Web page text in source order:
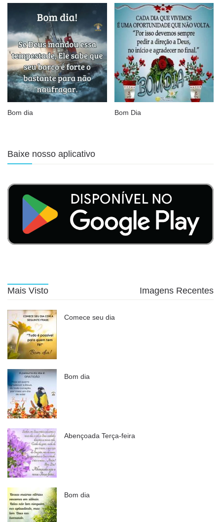
Bom dia Bom Dia
Baixe nosso aplicativo
Mais Visto Imagens Recentes
Comece seu dia
Bom dia
Abençoada Terça-feira
Bom dia